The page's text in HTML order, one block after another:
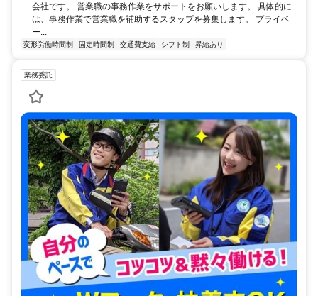
会社です。 営業職の事務作業をサポートをお願いします。 具体的に
は、事務作業で営業職を補助するスタップを募集します。 プライベ
ー...
変形労働時間制 固定時間制 交通費支給 シフト制 昇給あり
業務委託